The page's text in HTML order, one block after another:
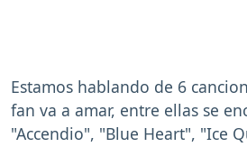
Estamos hablando de 6
fan va a amar, entre ellas se
"Accendio", "Blue Heart", "Ice